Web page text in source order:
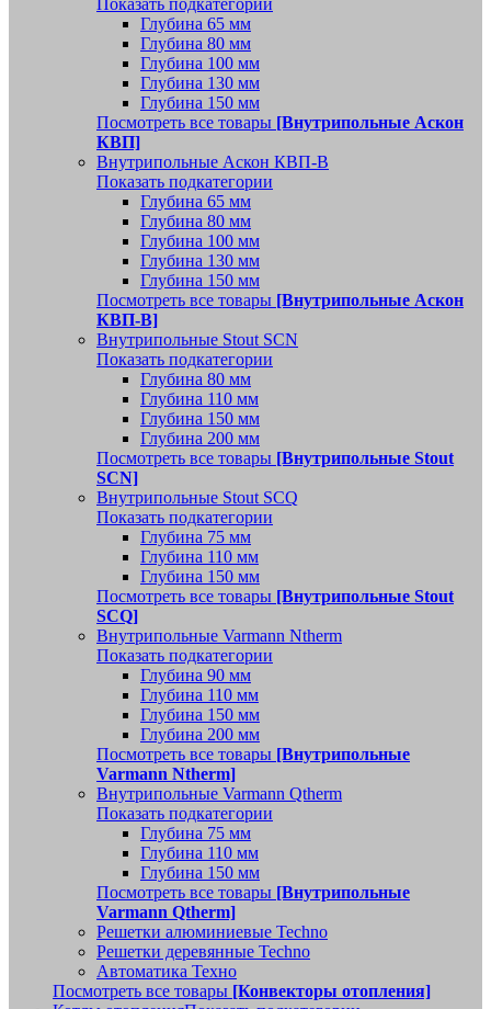
Показать подкатегории
Глубина 65 мм
Глубина 80 мм
Глубина 100 мм
Глубина 130 мм
Глубина 150 мм
Посмотреть все товары [Внутрипольные Аскон
КВП]
Внутрипольные Аскон КВП-В
Показать подкатегории
Глубина 65 мм
Глубина 80 мм
Глубина 100 мм
Глубина 130 мм
Глубина 150 мм
Посмотреть все товары [Внутрипольные Аскон
КВП-В]
Внутрипольные Stout SCN
Показать подкатегории
Глубина 80 мм
Глубина 110 мм
Глубина 150 мм
Глубина 200 мм
Посмотреть все товары [Внутрипольные Stout
SCN]
Внутрипольные Stout SCQ
Показать подкатегории
Глубина 75 мм
Глубина 110 мм
Глубина 150 мм
Посмотреть все товары [Внутрипольные Stout
SCQ]
Внутрипольные Varmann Ntherm
Показать подкатегории
Глубина 90 мм
Глубина 110 мм
Глубина 150 мм
Глубина 200 мм
Посмотреть все товары [Внутрипольные
Varmann Ntherm]
Внутрипольные Varmann Qtherm
Показать подкатегории
Глубина 75 мм
Глубина 110 мм
Глубина 150 мм
Посмотреть все товары [Внутрипольные
Varmann Qtherm]
Решетки алюминиевые Techno
Решетки деревянные Techno
Автоматика Техно
Посмотреть все товары [Конвекторы отопления]